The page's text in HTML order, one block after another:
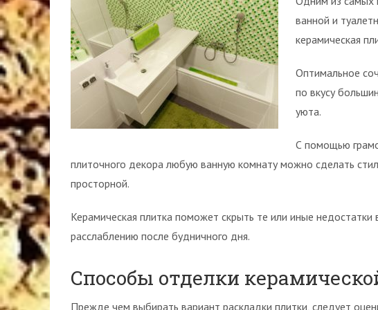
ванной и
керамическая
Оптимальное
по вкусу
уюта.
С помощью
плиточного декора любую ванную комнату можно сделать
просторной.
Керамическая плитка поможет скрыть те или иные
расслаблению после будничного дня.
Способы отделки
Прежде чем выбирать вариант раскладки плитки, следует